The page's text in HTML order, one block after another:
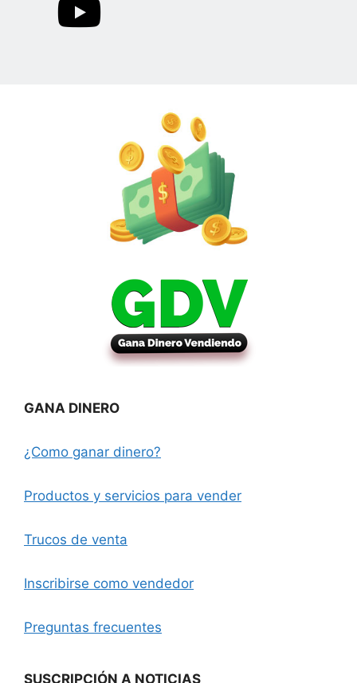
GANA DINERO
¿Como ganar dinero?
Productos y servicios para vender
Trucos de venta
Inscribirse como vendedor
Preguntas frecuentes
SUSCRIPCIÓN A NOTICIAS